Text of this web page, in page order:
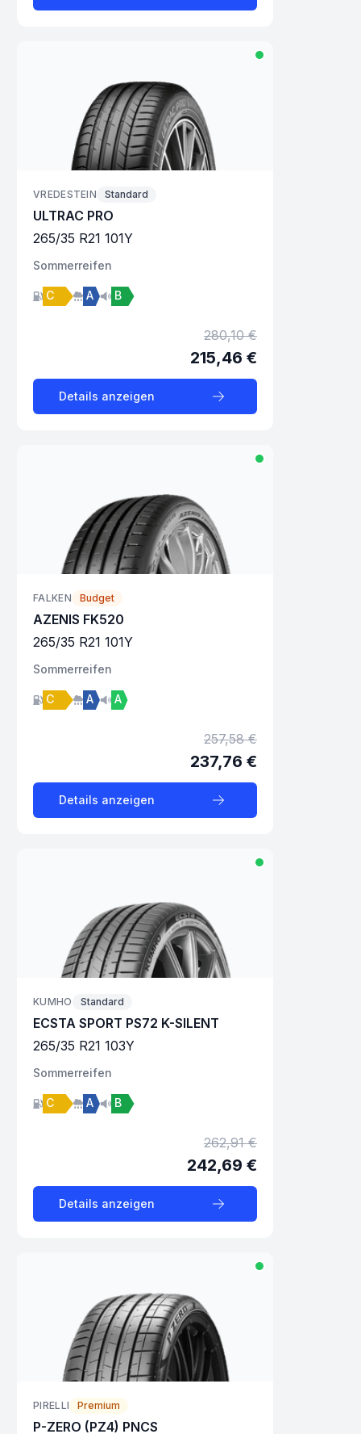
VREDESTEIN Standard
ULTRAC PRO
265/35 R21 101Y
Sommerreifen
C A B
280,10 €
215,46 €
Details anzeigen
FALKEN Budget
AZENIS FK520
265/35 R21 101Y
Sommerreifen
C A A
257,58 €
237,76 €
Details anzeigen
KUMHO Standard
ECSTA SPORT PS72 K-SILENT
265/35 R21 103Y
Sommerreifen
C A B
262,91 €
242,69 €
Details anzeigen
PIRELLI Premium
P-ZERO (PZ4) PNCS